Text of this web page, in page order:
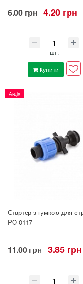
6.00 грн 4.20 грн
шт.
Купити
Акція
Стартер з гумкою для
PO-0117
11.00 грн 3.85 грн